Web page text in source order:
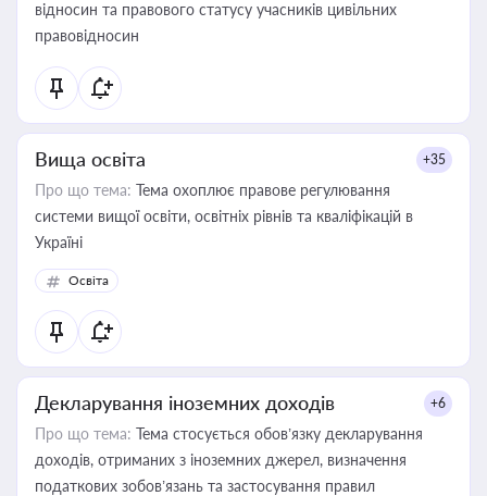
відносин та правового статусу учасників цивільних
правовідносин
Вища освіта +35
Про що тема: Тема охоплює правове регулювання
системи вищої освіти, освітніх рівнів та кваліфікацій в
Україні
Освіта
Декларування іноземних доходів +6
Про що тема: Тема стосується обов’язку декларування
доходів, отриманих з іноземних джерел, визначення
податкових зобов’язань та застосування правил